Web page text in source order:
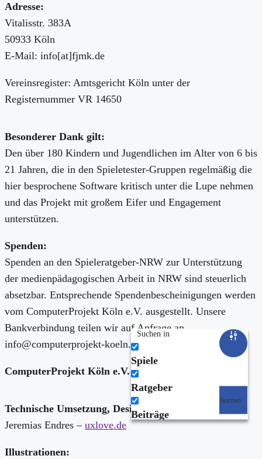
Suchen
Suchen in
Spiele
Ratgeber
Beiträge
Adresse:
Vitalisstr. 383A
50933 Köln
E-Mail: info[at]fjmk.de
Vereinsregister: Amtsgericht Köln unter der
Registernummer VR 14650
Besonderer Dank gilt:
Den über 180 Kindern und Jugendlichen im Alter von 6 bis
21 Jahren, die in den Spieletester-Gruppen regelmäßig die
hier besprochene Software kritisch unter die Lupe nehmen
und das Projekt mit großem Eifer und Engagement
unterstützen.
Spenden:
Spenden an den Spieleratgeber-NRW zur Unterstützung
der medienpädagogischen Arbeit in NRW sind steuerlich
absetzbar. Entsprechende Spendenbescheinigungen werden
vom ComputerProjekt Köln e.V. ausgestellt. Unsere
Bankverbindung teilen wir auf Anfrage an
info@computerprojekt-koeln.de gerne mit.
ComputerProjekt Köln e.V. ist Mitglied bei:
Technische Umsetzung, Design & Layout:
Jeremias Endres – uxlove.de
Illustrationen: